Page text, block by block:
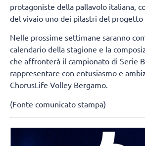
protagoniste della pallavolo italiana,
del vivaio uno dei pilastri del progetto
Nelle prossime settimane saranno
calendario della stagione e la
che affronterà il campionato di Serie
rappresentare con entusiasmo e
ChorusLife Volley Bergamo.
(Fonte comunicato stampa)